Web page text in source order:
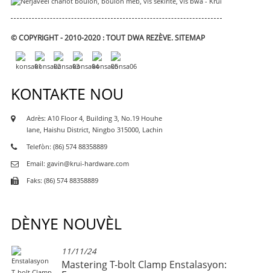
© COPYRIGHT - 2010-2020 : TOUT DWA REZÈVE. SITEMAP
KONTAKTE NOU
Adrès: A10 Floor 4, Building 3, No.19 Houhe
lane, Haishu District, Ningbo 315000, Lachin
Telefòn: (86) 574 88358889
Email: gavin@krui-hardware.com
Faks: (86) 574 88358889
DÈNYE NOUVÈL
11/11/24
Mastering T-bolt Clamp Enstalasyon: